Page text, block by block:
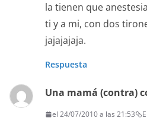
la tienen que
ti y a mi, con dos
jajajajaja.
Respuesta
Una mamá (contra)
el 24/07/2010 a las 21:53